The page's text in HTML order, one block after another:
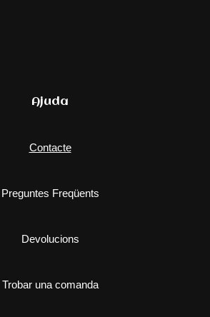
Ajuda
Contacte
Preguntes Freqüents
Devolucions
Trobar una comanda